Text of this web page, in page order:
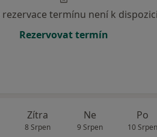
rezervace termínu není k dispozici
Rezervovat termín
Zítra
8 Srpen
Ne
9 Srpen
Po
10 Srpen